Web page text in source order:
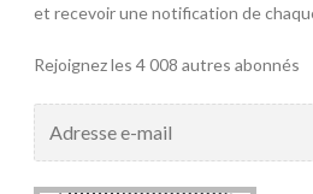
et recevoir une notification de
Rejoignez les 4 008 autres abonnés
mail